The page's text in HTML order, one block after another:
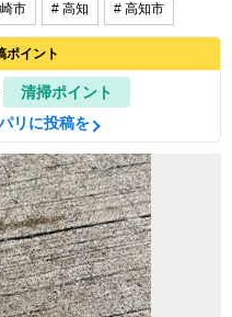
市 # 高知 # 高知市
ポイント
清掃ポイント
リに投稿を